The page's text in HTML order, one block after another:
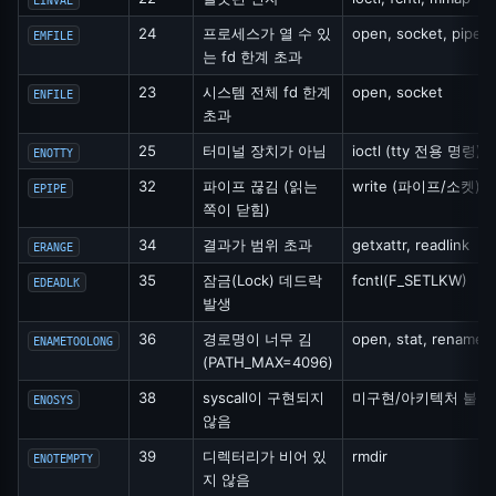
EMFILE 24
프로세스가 열 수 있
는 fd 한계 초과
open, socket, pipe
ENFILE 23
시스템 전체 fd 한계
초과
open, socket
ENOTTY 25 터미널 장치가 아님 ioctl (tty 전용 명령)
EPIPE 32
파이프 끊김 (읽는
쪽이 닫힘)
write (파이프/소켓)
ERANGE 34 결과가 범위 초과 getxattr, readlink
EDEADLK 35
잠금(Lock) 데드락
발생
fcntl(F_SETLKW)
ENAMETOOLONG 36
경로명이 너무 김
(PATH_MAX=4096)
open, stat, rename
ENOSYS 38
syscall이 구현되지
않음
미구현/아키텍처 불일
ENOTEMPTY 39
디렉터리가 비어 있
지 않음
rmdir